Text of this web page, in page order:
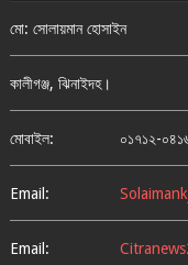
মো: সোলায়মান হোসাইন
কালীগঞ্জ, ঝিনাইদহ।
মোবাইল: ০১৭১২-
Email:
Email: